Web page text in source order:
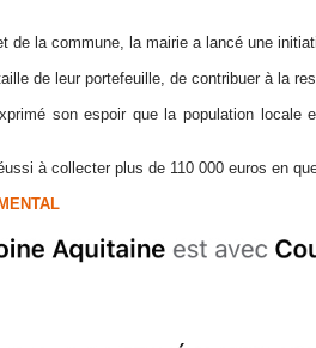
de la commune, la mairie a lancé une
de leur portefeuille, de contribuer à la
son espoir que la population
à collecter plus de 110 000 euros en